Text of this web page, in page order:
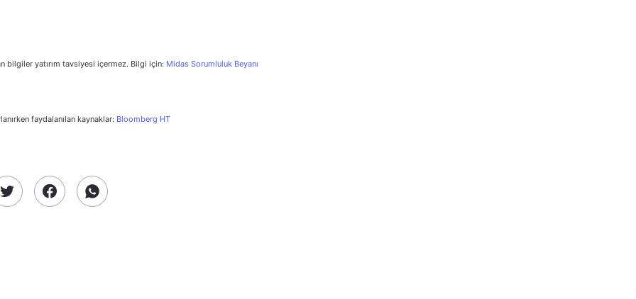
bilgiler yatırım tavsiyesi içermez. Bilgi için: Midas Sorumluluk Beyanı
faydalanılan kaynaklar: Bloomberg HT